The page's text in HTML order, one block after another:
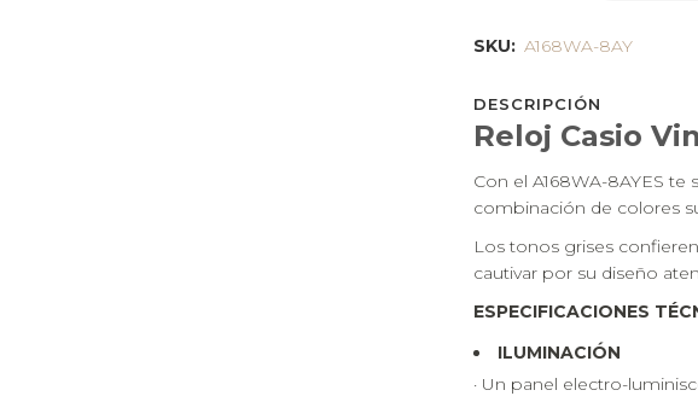
SKU: A168WA-8AY
DESCRIPCIÓN
Reloj Casio
Con el A168WA-8AYES
combinación de colores
Los tonos grises
cautivar por su diseño
ESPECIFICACIONES
ILUMINACIÓN
· Un panel electro-